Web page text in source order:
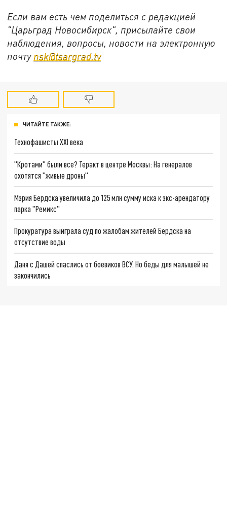
Если вам есть чем поделиться с редакцией
"Царьград Новосибирск", присылайте свои
наблюдения, вопросы, новости на электронную
почту nsk@tsargrad.tv
ЧИТАЙТЕ ТАКЖЕ:
Технофашисты XXI века
"Кротами" были все? Теракт в центре Москвы: На генералов
охотятся "живые дроны"
Мэрия Бердска увеличила до 125 млн сумму иска к экс-арендатору
парка "Ремикс"
Прокуратура выиграла суд по жалобам жителей Бердска на
отсутствие воды
Даня с Дашей спаслись от боевиков ВСУ. Но беды для малышей не
закончились